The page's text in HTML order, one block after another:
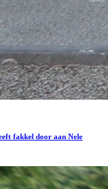
fakkel door aan Nele